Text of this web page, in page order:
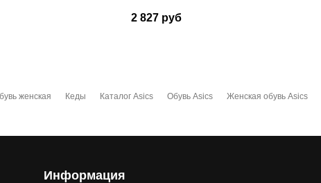
2 827руб
женская Кеды Каталог Asics Обувь Asics Женская обувь Asics
Информация